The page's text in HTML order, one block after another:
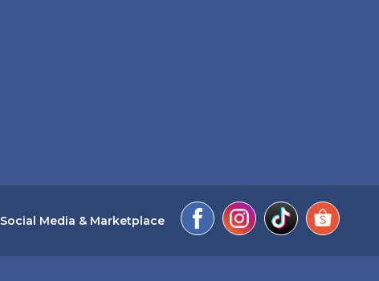
Social Media & Marketplace